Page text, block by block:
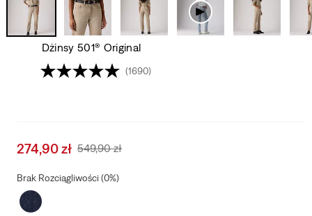
Dżinsy 501® Original
(1690)
Sale
is
274,90 zł Original
Was
549,90 zł
Brak Rozciągliwości (0%)